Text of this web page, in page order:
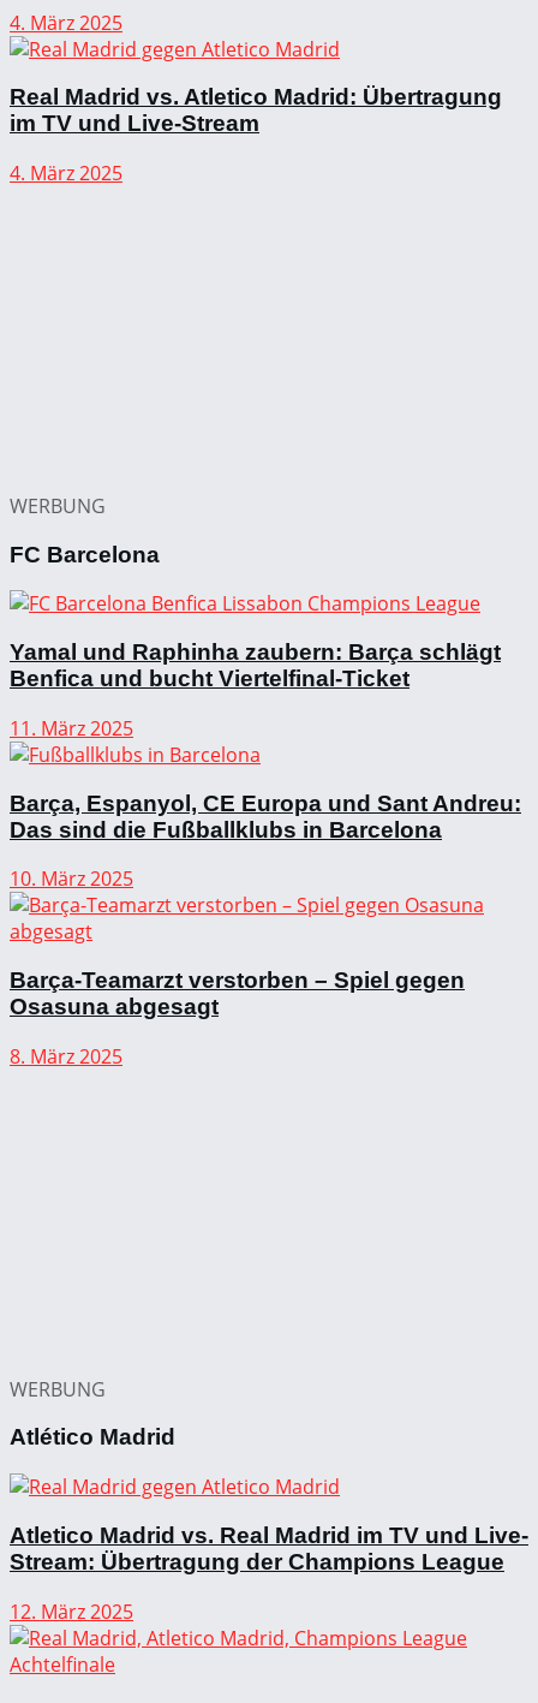
4. März 2025
Real Madrid vs. Atletico Madrid: Übertragung
im TV und Live-Stream
4. März 2025
WERBUNG
FC Barcelona
Yamal und Raphinha zaubern: Barça schlägt
Benfica und bucht Viertelfinal-Ticket
11. März 2025
Barça, Espanyol, CE Europa und Sant Andreu:
Das sind die Fußballklubs in Barcelona
10. März 2025
Barça-Teamarzt verstorben – Spiel gegen
Osasuna abgesagt
8. März 2025
WERBUNG
Atlético Madrid
Atletico Madrid vs. Real Madrid im TV und Live-
Stream: Übertragung der Champions League
12. März 2025